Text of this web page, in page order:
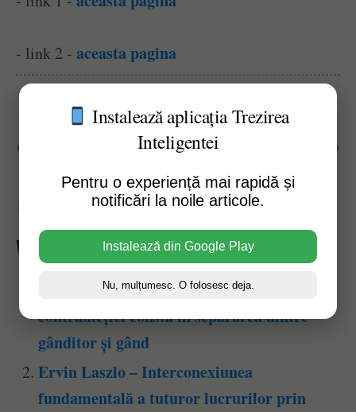
- link 2 - aceasta pagina
Susține acest website
Afișări pagină:31
Vezi Și Alte Articole Similare:
Jiddu Krișhnamurti – Rădăcina
contradicției constă în separarea dintre
gânditor și gând
Ervin Laszlo – Interconexiunea
fundamentală a tuturor lucrurilor prin
Instalează aplicația Trezirea
Inteligentei
Pentru o experiență mai rapidă și
notificări la noile articole.
Instalează din Google Play
Nu, mulțumesc. O folosesc deja.